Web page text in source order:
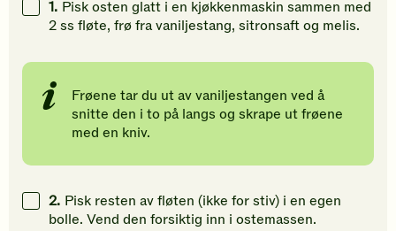
gi
gi
din
gi
din
1. Pisk osten glatt i en kjøkkenmaskin sammen med
2 ss fløte, frø fra vaniljestang, sitronsaft og melis.
Frøene tar du ut av vaniljestangen ved å
snitte den i to på langs og skrape ut frøene
med en kniv.
2. Pisk resten av fløten (ikke for stiv) i en egen
bolle. Vend den forsiktig inn i ostemassen.